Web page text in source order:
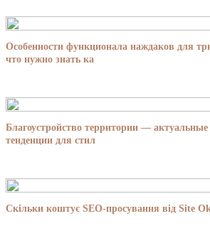
Особенности функционала наждаков для
что нужно знать ка
Благоустройство территории —
тенденции для стил
Скільки коштує SEO-просування від Site Ok